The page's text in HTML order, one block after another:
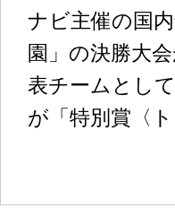
ナビ主催の国
園」の決勝大
表チームとし
が「特別賞〈